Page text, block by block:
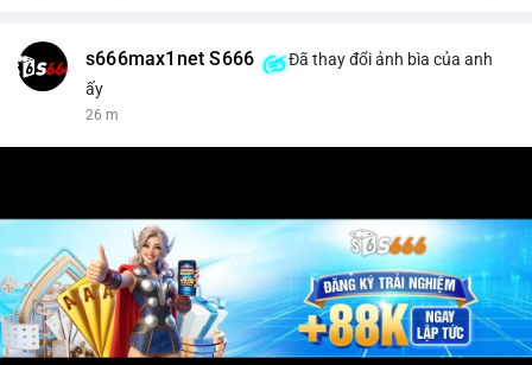
s666max1net S666
Đã thay đổi ảnh bìa của anh
ấy
26 m